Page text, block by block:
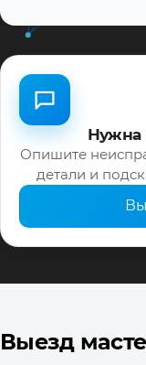
Нужна
Опишите
детали и
Выезд